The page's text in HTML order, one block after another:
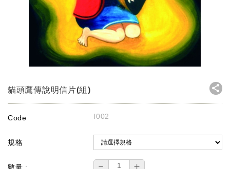
貓頭鷹傳說明信片(組)
Code I002
規格
數量 : － ＋